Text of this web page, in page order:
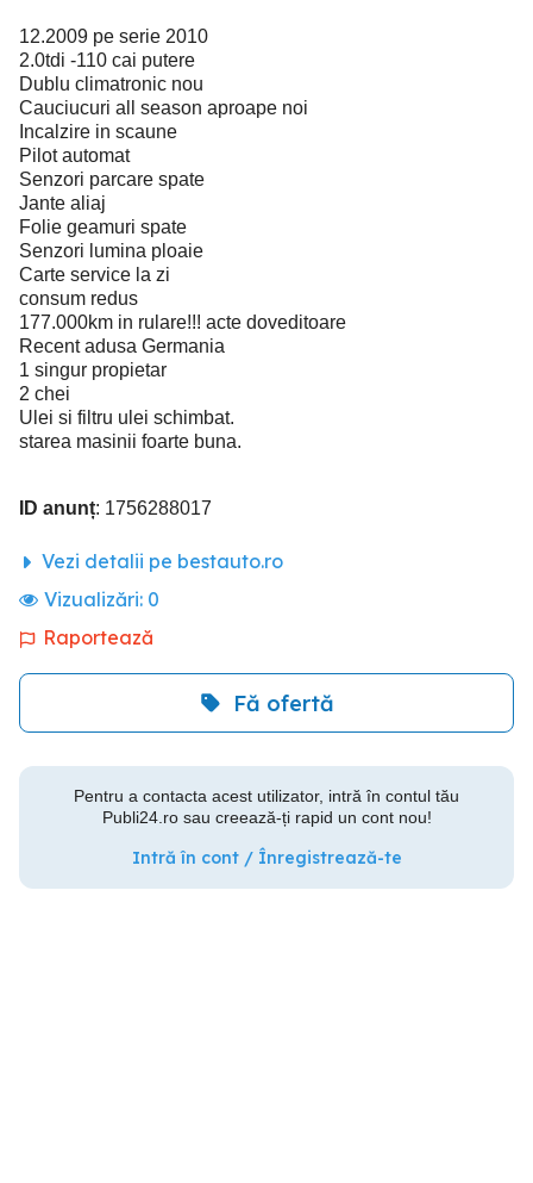
12.2009 pe serie 2010
2.0tdi -110 cai putere
Dublu climatronic nou
Cauciucuri all season aproape noi
Incalzire in scaune
Pilot automat
Senzori parcare spate
Jante aliaj
Folie geamuri spate
Senzori lumina ploaie
Carte service la zi
consum redus
177.000km in rulare!!! acte doveditoare
Recent adusa Germania
1 singur propietar
2 chei
Ulei si filtru ulei schimbat.
starea masinii foarte buna.
ID anunț: 1756288017
Vezi detalii pe bestauto.ro
Vizualizări: 0
Raportează
Fă ofertă
Pentru a contacta acest utilizator, intră în contul tău
Publi24.ro sau creează-ți rapid un cont nou!
Intră în cont / Înregistrează-te